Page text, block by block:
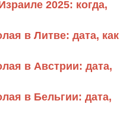
2025: когда,
в Литве: дата, как
в Австрии: дата,
в Бельгии: дата,